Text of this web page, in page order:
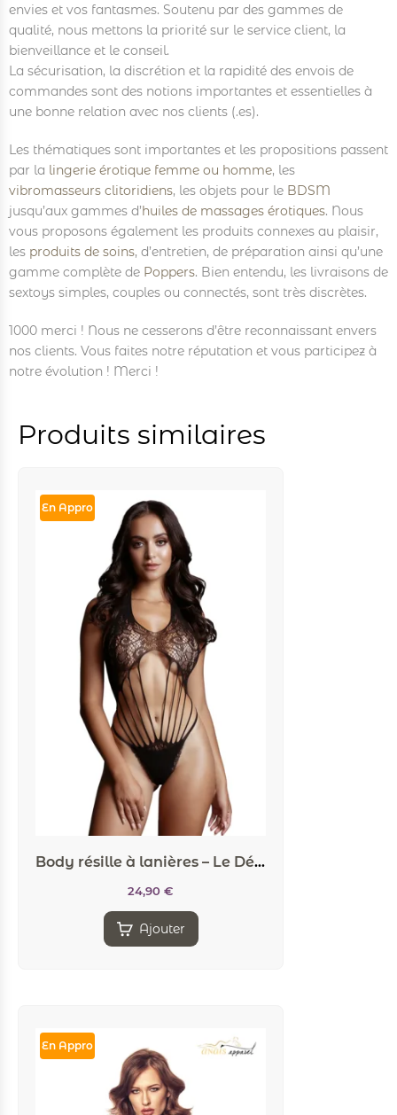
envies et vos fantasmes. Soutenu par des gammes de
qualité, nous mettons la priorité sur le service client, la
bienveillance et le conseil.
La sécurisation, la discrétion et la rapidité des envois de
commandes sont des notions importantes et essentielles à
une bonne relation avec nos clients (.es).
Les thématiques sont importantes et les propositions passent
par la lingerie érotique femme ou homme, les
vibromasseurs clitoridiens, les objets pour le BDSM
jusqu’aux gammes d’huiles de massages érotiques. Nous
vous proposons également les produits connexes au plaisir,
les produits de soins, d’entretien, de préparation ainsi qu’une
gamme complète de Poppers. Bien entendu, les livraisons de
sextoys simples, couples ou connectés, sont très discrètes.
1000 merci ! Nous ne cesserons d’être reconnaissant envers
nos clients. Vous faites notre réputation et vous participez à
notre évolution ! Merci !
Produits similaires
En Appro
Body résille à lanières – Le Désir
24,90 €
Ajouter
En Appro